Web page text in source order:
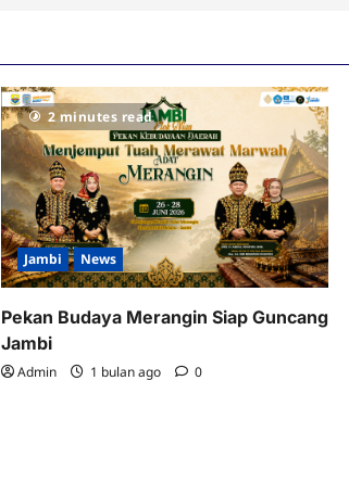
2 minutes read
Jambi News
Pekan Budaya Merangin Siap Guncang
Jambi
Admin 1 bulan ago 0